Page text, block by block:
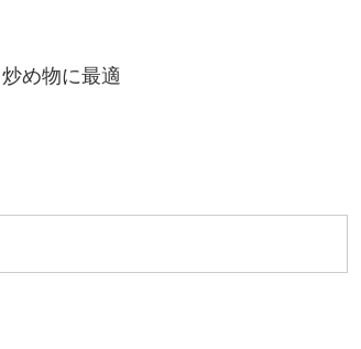
め物に最適